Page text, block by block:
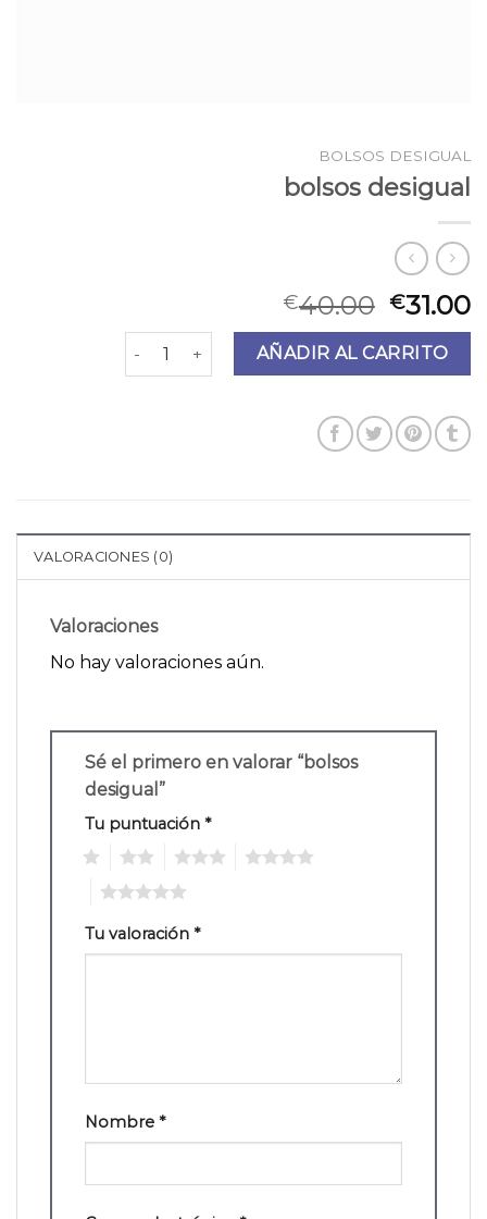
BOLSOS DESIGUAL
bolsos desigual
€40.00 €31.00
bolsos desigual cantidadAÑADIR AL CARRITO
VALORACIONES (0)
Valoraciones
No hay valoraciones aún.
Sé el primero en valorar “bolsos
desigual”
Tu puntuación *
Tu valoración *
Nombre *